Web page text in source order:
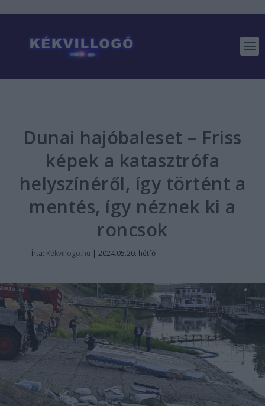
Dunai hajóbaleset – Friss
képek a katasztrófa
helyszínéről, így történt a
mentés, így néznek ki a
roncsok
Írta: Kékvillogo.hu | 2024.05.20. hétfő